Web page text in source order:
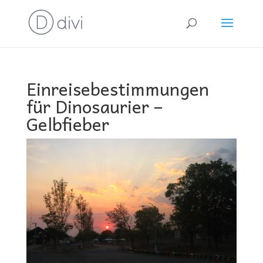
Einreisebestimmungen
für Dinosaurier –
Gelbfieber